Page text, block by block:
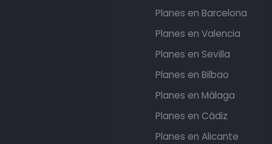
Planes en Barcelona
Planes en Valencia
Planes en Sevilla
Planes en Bilbao
Planes en Málaga
Planes en Cádiz
Planes en Alicante